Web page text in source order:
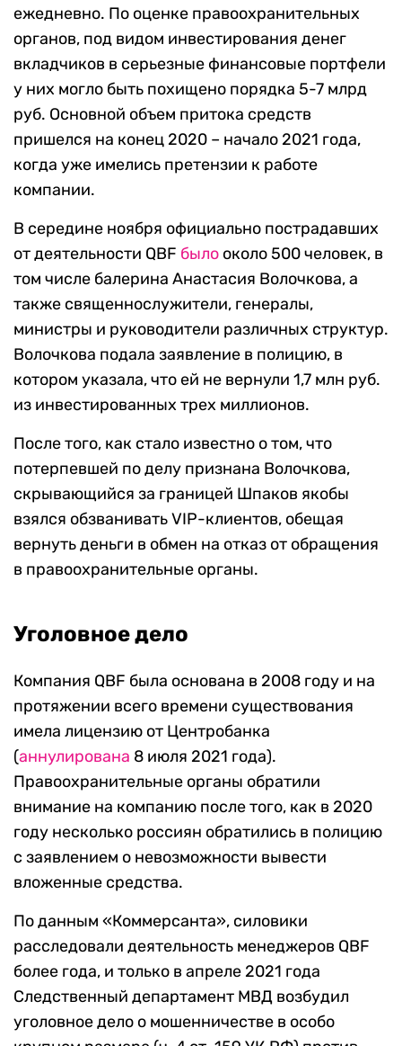
ежедневно. По оценке правоохранительных
органов, под видом инвестирования денег
вкладчиков в серьезные финансовые портфели
у них могло быть похищено порядка 5-7 млрд
руб. Основной объем притока средств
пришелся на конец 2020 – начало 2021 года,
когда уже имелись претензии к работе
компании.
В середине ноября официально пострадавших
от деятельности QBF было около 500 человек, в
том числе балерина Анастасия Волочкова, а
также священнослужители, генералы,
министры и руководители различных структур.
Волочкова подала заявление в полицию, в
котором указала, что ей не вернули 1,7 млн руб.
из инвестированных трех миллионов.
После того, как стало известно о том, что
потерпевшей по делу признана Волочкова,
скрывающийся за границей Шпаков якобы
взялся обзванивать VIP-клиентов, обещая
вернуть деньги в обмен на отказ от обращения
в правоохранительные органы.
Уголовное дело
Компания QBF была основана в 2008 году и на
протяжении всего времени существования
имела лицензию от Центробанка
(аннулирована 8 июля 2021 года).
Правоохранительные органы обратили
внимание на компанию после того, как в 2020
году несколько россиян обратились в полицию
с заявлением о невозможности вывести
вложенные средства.
По данным «Коммерсанта», силовики
расследовали деятельность менеджеров QBF
более года, и только в апреле 2021 года
Следственный департамент МВД возбудил
уголовное дело о мошенничестве в особо